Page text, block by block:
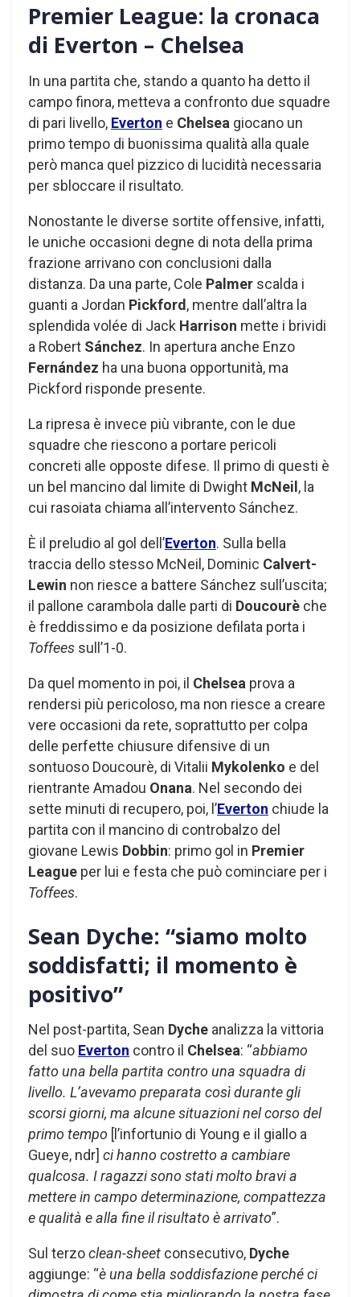
Premier League: la cronaca
di Everton – Chelsea
In una partita che, stando a quanto ha detto il
campo finora, metteva a confronto due squadre
di pari livello, Everton e Chelsea giocano un
primo tempo di buonissima qualità alla quale
però manca quel pizzico di lucidità necessaria
per sbloccare il risultato.
Nonostante le diverse sortite offensive, infatti,
le uniche occasioni degne di nota della prima
frazione arrivano con conclusioni dalla
distanza. Da una parte, Cole Palmer scalda i
guanti a Jordan Pickford , mentre dall’altra la
splendida volée di Jack Harrison mette i brividi
a Robert Sánchez. In apertura anche Enzo
Fernández ha una buona opportunità, ma
Pickford risponde presente.
La ripresa è invece più vibrante, con le due
squadre che riescono a portare pericoli
concreti alle opposte difese. Il primo di questi è
un bel mancino dal limite di Dwight McNeil , la
cui rasoiata chiama all’intervento Sánchez.
È il preludio al gol dell’Everton. Sulla bella
traccia dello stesso McNeil, Dominic Calvert-
Lewin non riesce a battere Sánchez sull’uscita;
il pallone carambola dalle parti di Doucourè che
è freddissimo e da posizione defilata porta i
Toffees sull’1-0.
Da quel momento in poi, il Chelsea prova a
rendersi più pericoloso, ma non riesce a creare
vere occasioni da rete, soprattutto per colpa
delle perfette chiusure difensive di un
sontuoso Doucourè, di Vitalii Mykolenko e del
rientrante Amadou Onana. Nel secondo dei
sette minuti di recupero, poi, l’Everton chiude la
partita con il mancino di controbalzo del
giovane Lewis Dobbin: primo gol in Premier
League per lui e festa che può cominciare per i
Toffees.
Sean Dyche: “siamo molto
soddisfatti; il momento è
positivo”
Nel post-partita, Sean Dyche analizza la vittoria
del suo Everton contro il Chelsea: “abbiamo
fatto una bella partita contro una squadra di
livello. L’avevamo preparata così durante gli
scorsi giorni, ma alcune situazioni nel corso del
primo tempo [l’infortunio di Young e il giallo a
Gueye, ndr] ci hanno costretto a cambiare
qualcosa. I ragazzi sono stati molto bravi a
mettere in campo determinazione, compattezza
e qualità e alla fine il risultato è arrivato”.
Sul terzoclean-sheet consecutivo, Dyche
aggiunge: “è una bella soddisfazione perché ci